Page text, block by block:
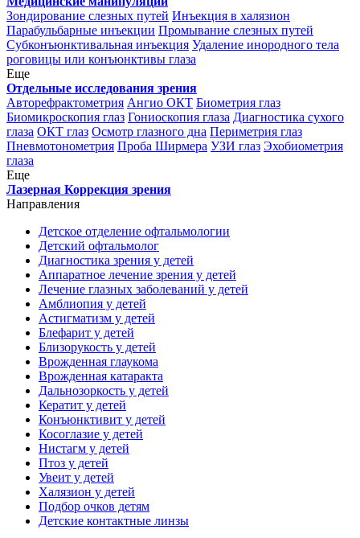
Зондирование слезных путей Инъекция в халязион
Парабульбарные инъекции Промывание слезных путей
Субконъюнктивальная инъекция Удаление инородного тела
роговицы или конъюнктивы глаза
Еще
Отдельные исследования зрения
Авторефрактометрия Ангио ОКТ Биометрия глаз
Биомикроскопия глаз Гониоскопия глаза Диагностика сухого
глаза ОКТ глаз Осмотр глазного дна Периметрия глаз
Пневмотонометрия Проба Ширмера УЗИ глаз Эхобиометрия
глаза
Еще
Лазерная Коррекция зрения
Направления
Детское отделение офтальмологии
Детский офтальмолог
Диагностика зрения у детей
Аппаратное лечение зрения у детей
Лечение глазных заболеваний у детей
Амблиопия у детей
Астигматизм у детей
Блефарит у детей
Близорукость у детей
Врожденная глаукома
Врожденная катаракта
Дальнозоркость у детей
Кератит у детей
Конъюнктивит у детей
Косоглазие у детей
Нистагм у детей
Птоз у детей
Увеит у детей
Халязион у детей
Подбор очков детям
Детские контактные линзы